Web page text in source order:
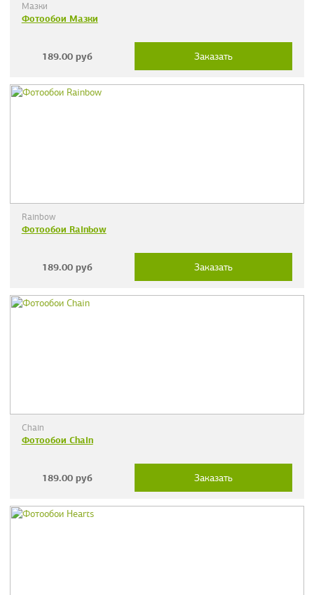
Мазки
Фотообои Мазки
189.00 руб Заказать
Rainbow
Фотообои Rainbow
189.00 руб Заказать
Chain
Фотообои Chain
189.00 руб Заказать